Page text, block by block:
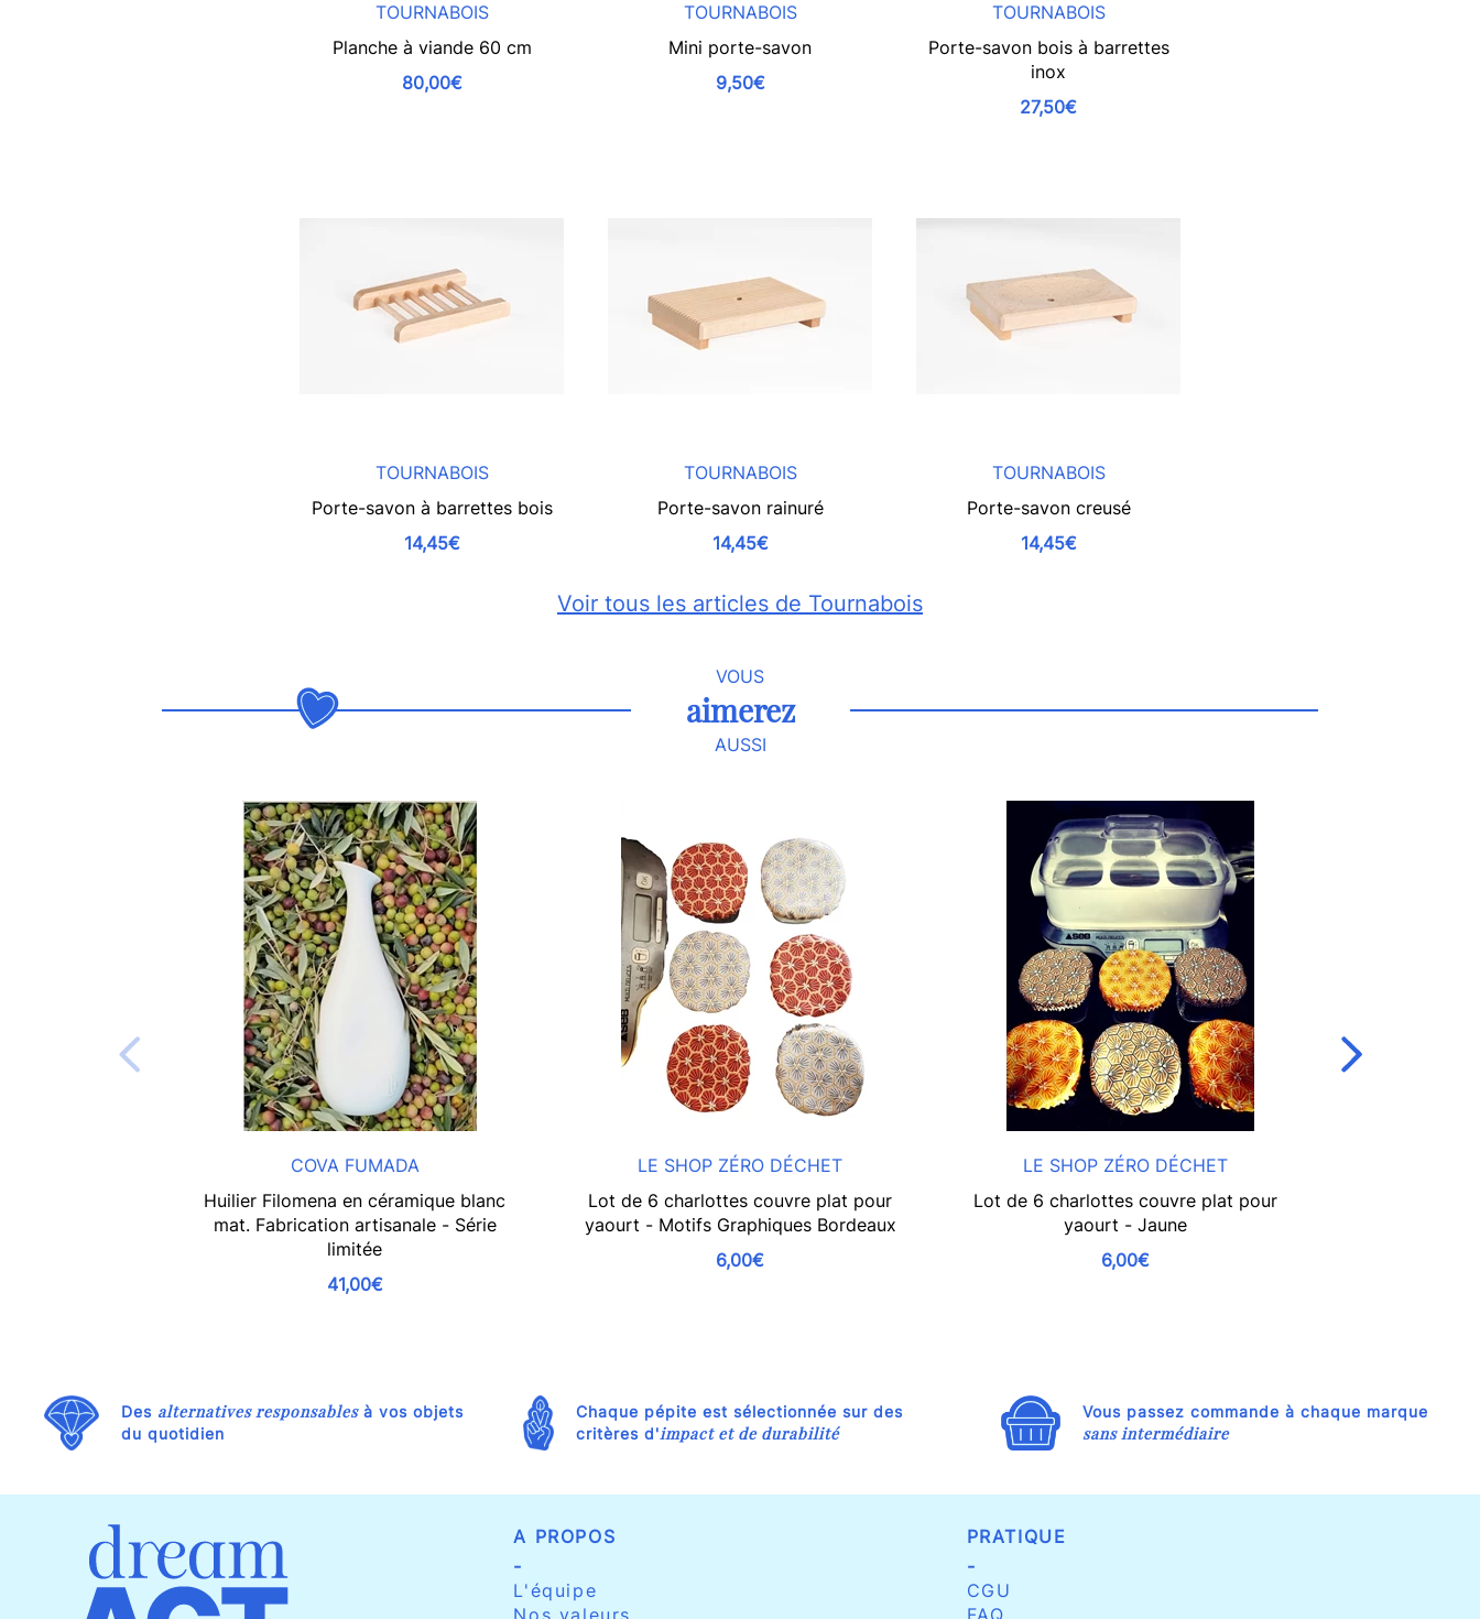
TOURNABOIS
Planche à viande 60 cm
80,00€
TOURNABOIS
Mini porte-savon
9,50€
TOURNABOIS
Porte-savon bois à barrettes
inox
27,50€
TOURNABOIS
Porte-savon à barrettes bois
14,45€
TOURNABOIS
Porte-savon rainuré
14,45€
TOURNABOIS
Porte-savon creusé
14,45€
Voir tous les articles de Tournabois
VOUS
aimerez
AUSSI
COVA FUMADA
Huilier Filomena en céramique blanc
mat. Fabrication artisanale - Série
limitée
41,00€
LE SHOP ZÉRO DÉCHET
Lot de 6 charlottes couvre plat pour
yaourt - Motifs Graphiques Bordeaux
6,00€
LE SHOP ZÉRO DÉCHET
Lot de 6 charlottes couvre plat pour
yaourt - Jaune
6,00€
Des alternatives responsablesà vos objets
du quotidien
Chaque pépite est sélectionnée sur des
critères d'impact et de durabilité
Vous passez commande à chaque marque
sans intermédiaire
A PROPOS
-
L'équipe
Nos valeurs
PRATIQUE
-
CGU
FAQ